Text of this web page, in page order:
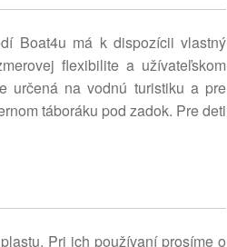
Boat4u má k dispozícii vlastný
flexibilite a užívateľskom
určená na vodnú turistiku a pre
táboráku pod zadok. Pre deti
Pri ich používaní prosíme o